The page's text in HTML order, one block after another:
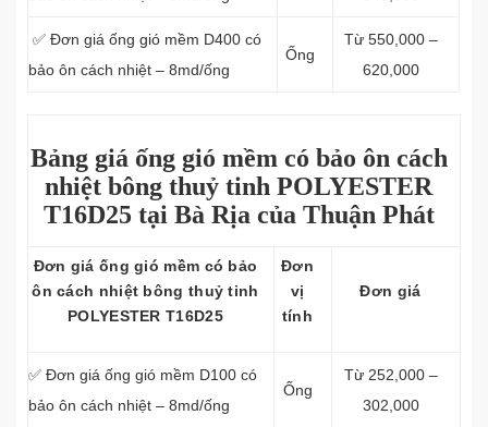
✅ Đơn giá ống gió mềm D400 có
bảo ôn cách nhiệt – 8md/ống
Ống
Từ 550,000 –
620,000
Bảng giá ống gió mềm có bảo ôn cách
nhiệt bông thuỷ tinh POLYESTER
T16D25 tại Bà Rịa của Thuận Phát
Đơn giá ống gió mềm có bảo
ôn cách nhiệt bông thuỷ tinh
POLYESTER T16D25
Đơn
vị
tính
Đơn giá
✅ Đơn giá ống gió mềm D100 có
bảo ôn cách nhiệt – 8md/ống
Ống
Từ 252,000 –
302,000